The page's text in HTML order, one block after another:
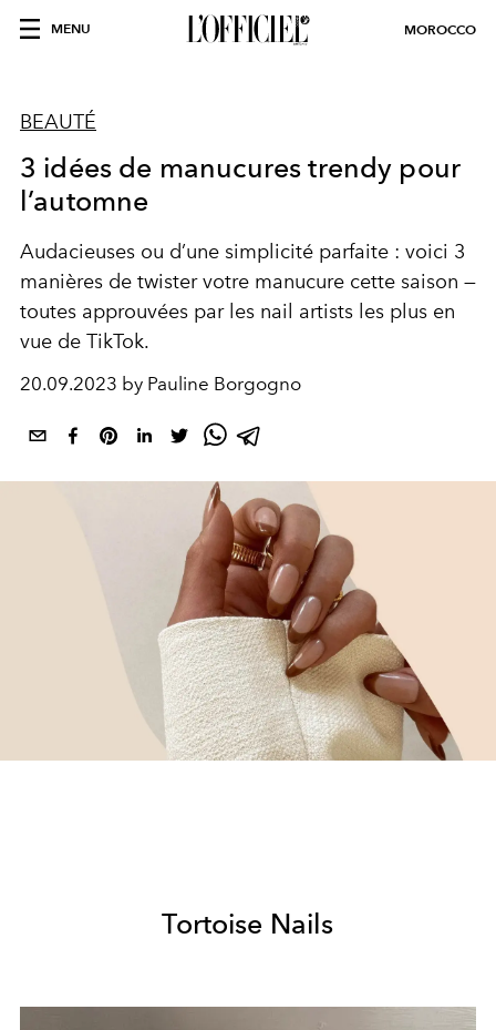
MENU MOROCCO
BEAUTÉ
3 idées de manucures trendy pour
l’automne
Audacieuses ou d’une simplicité parfaite : voici 3
manières de twister votre manucure cette saison —
toutes approuvées par les nail artists les plus en
vue de TikTok.
20.09.2023 by Pauline Borgogno
Tortoise Nails